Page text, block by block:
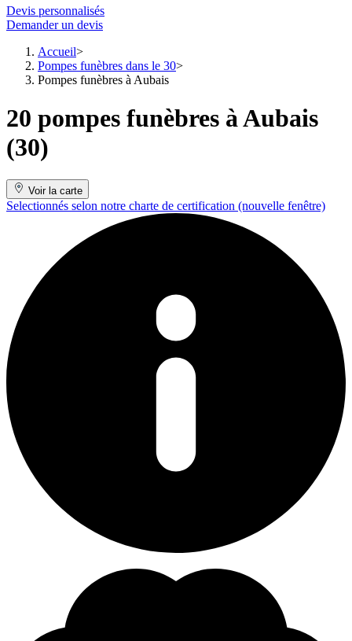
Devis personnalisés
Demander un devis
Accueil
Pompes funèbres dans le 30
Pompes funèbres à Aubais
20 pompes funèbres à Aubais
(30)
Voir la carte
Selectionnés selon notre charte de certification (nouvelle fenêtre)